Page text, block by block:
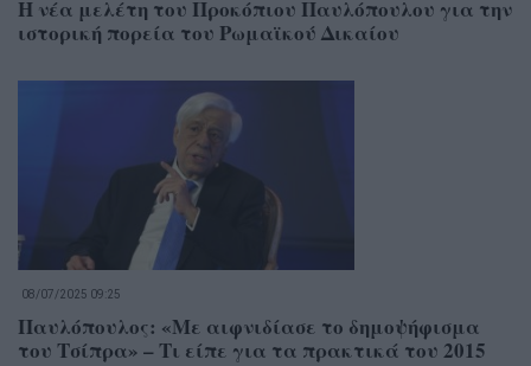
Η νέα μελέτη του Προκόπιου Παυλόπουλου για την
ιστορική πορεία του Ρωμαϊκού Δικαίου
08/07/2025 09:25
Παυλόπουλος: «Με αιφνιδίασε το δημοψήφισμα
του Τσίπρα» – Τι είπε για τα πρακτικά του 2015